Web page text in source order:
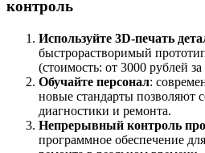
контроль
Используйте 3D-печать
быстрорастворимый
(стоимость: от 3000 рублей
Обучайте персонал:
новые стандарты позволяют
диагностики и ремонта.
Непрерывный контроль
программное обеспечение